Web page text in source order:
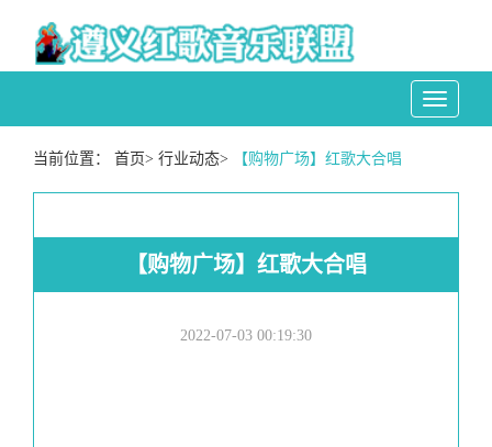
Toggle
当前位置： 首页> 行业动态> 【购物广场】红歌大合唱
【购物广场】红歌大合唱
2022-07-03 00:19:30